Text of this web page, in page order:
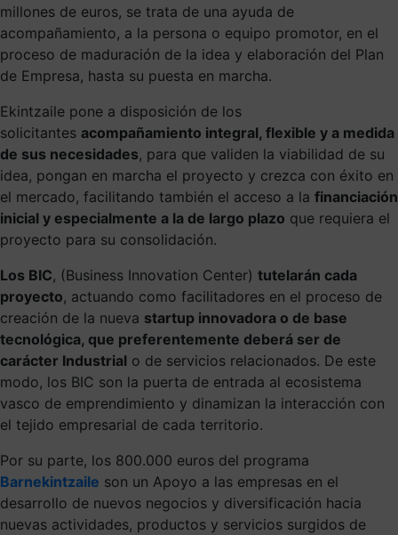
millones de euros, se trata de una ayuda de
acompañamiento, a la persona o equipo promotor, en el
proceso de maduración de la idea y elaboración del Plan
de Empresa, hasta su puesta en marcha.
Ekintzaile pone a disposición de los
solicitantes acompañamiento integral, flexible y a medida
de sus necesidades, para que validen la viabilidad de su
idea, pongan en marcha el proyecto y crezca con éxito en
el mercado, facilitando también el acceso a la financiación
inicial y especialmente a la de largo plazo que requiera el
proyecto para su consolidación.
Los BIC, (Business Innovation Center) tutelarán cada
proyecto, actuando como facilitadores en el proceso de
creación de la nueva startup innovadora o de base
tecnológica, que preferentemente deberá ser de
carácter Industrial o de servicios relacionados. De este
modo, los BIC son la puerta de entrada al ecosistema
vasco de emprendimiento y dinamizan la interacción con
el tejido empresarial de cada territorio.
Por su parte, los 800.000 euros del programa
Barnekintzaile son un Apoyo a las empresas en el
desarrollo de nuevos negocios y diversificación hacia
nuevas actividades, productos y servicios surgidos de